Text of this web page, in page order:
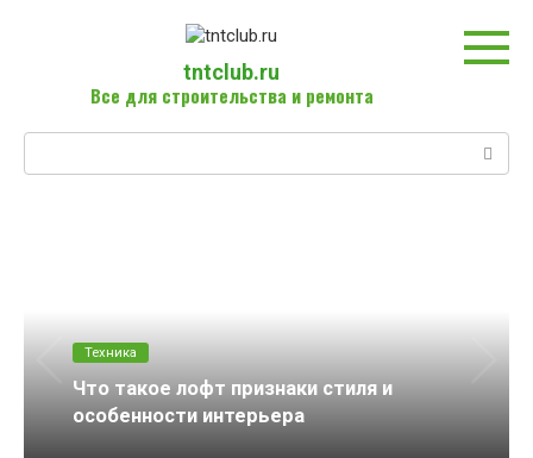
tntclub.ru
Все для строительства и ремонта
Техника
Что такое лофт признаки стиля и
особенности интерьера